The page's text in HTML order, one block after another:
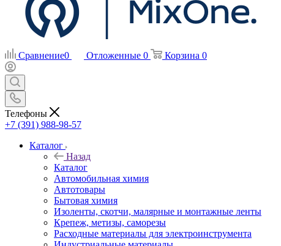
Сравнение0 Отложенные 0 Корзина 0
Телефоны
+7 (391) 988-98-57
Каталог
Назад
Каталог
Автомобильная химия
Автотовары
Бытовая химия
Изоленты, скотчи, малярные и монтажные ленты
Крепеж, метизы, саморезы
Расходные материалы для электроинструмента